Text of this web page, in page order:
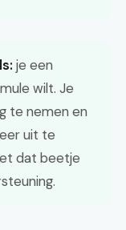
je een
wilt. Je
te nemen en
uit te
dat beetje